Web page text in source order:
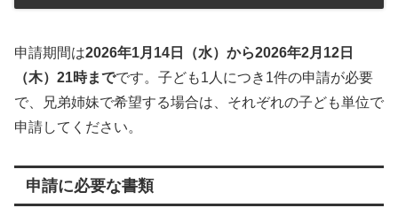
申請期間は2026年1月14日（水）から2026年2月12日
（木）21時までです。子ども1人につき1件の申請が必要
で、兄弟姉妹で希望する場合は、それぞれの子ども単位で
申請してください。
申請に必要な書類